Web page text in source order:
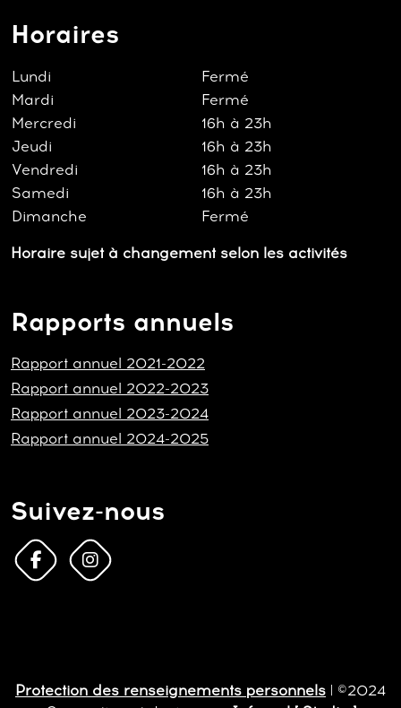
Horaires
Lundi
Fermé
Mardi
Fermé
Mercredi
16h à 23h
Jeudi
16h à 23h
Vendredi
16h à 23h
Samedi
16h à 23h
Dimanche
Fermé
Horaire sujet à changement selon les activités
Rapports annuels
Rapport annuel 2021-2022
Rapport annuel 2022-2023
Rapport annuel 2023-2024
Rapport annuel 2024-2025
Suivez-nous
Protection des renseignements personnels | ©2024